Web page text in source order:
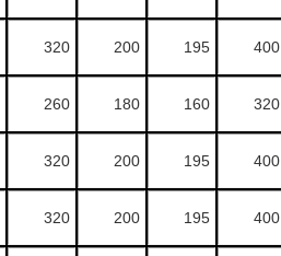
320 200 195 400
260 180 160 320
320 200 195 400
320 200 195 400